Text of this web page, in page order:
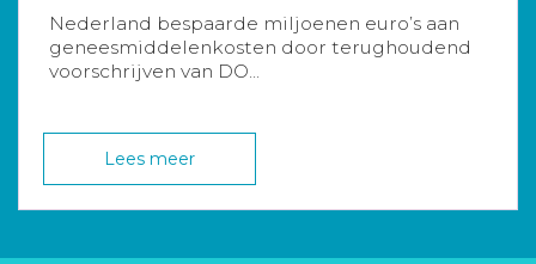
Nederland bespaarde miljoenen euro’s aan
geneesmiddelenkosten door terughoudend
voorschrijven van DO...
Lees meer